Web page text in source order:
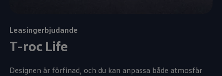
Leasingerbjudande
T-roc Life
Designen är förfinad, och du kan anpassa både atmosfär